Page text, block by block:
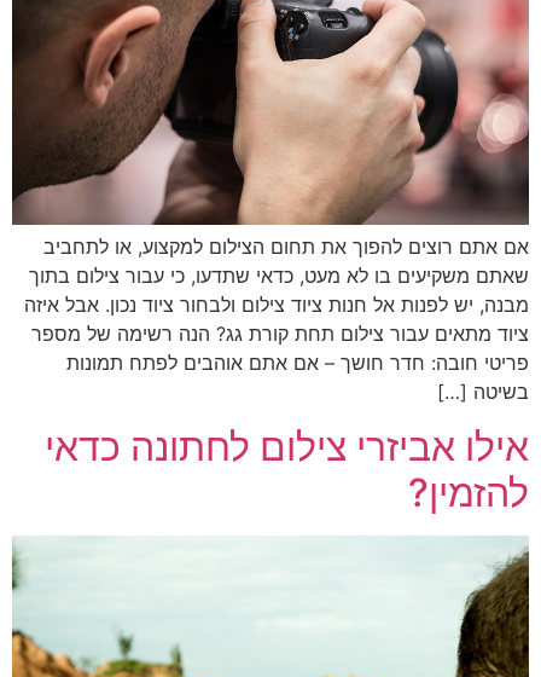
אם אתם רוצים להפוך את תחום הצילום למקצוע, או לתחביב
שאתם משקיעים בו לא מעט, כדאי שתדעו, כי עבור צילום בתוך
מבנה, יש לפנות אל חנות ציוד צילום ולבחור ציוד נכון. אבל איזה
ציוד מתאים עבור צילום תחת קורת גג? הנה רשימה של מספר
פריטי חובה: חדר חושך – אם אתם אוהבים לפתח תמונות
בשיטה […]
אילו אביזרי צילום לחתונה כדאי
להזמין?